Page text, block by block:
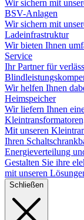
Wir sichern mit
BSV-Anlagen
Wir sichern mit
Ladeinfrastruktur
Wir bieten Ihnen
Service
Ihr Partner für
Wir helfen Ihnen
Heimspeicher
Wir liefern Ihnen
Mit unseren
Ihren
Energieverteilung
Gestalten Sie ihre
mit unseren
Schließen